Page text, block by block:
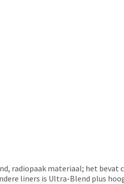
radiopaak materiaal; het
liners is Ultra-Blend plus